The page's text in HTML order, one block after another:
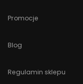
Promocje
Blog
Regulamin sklepu